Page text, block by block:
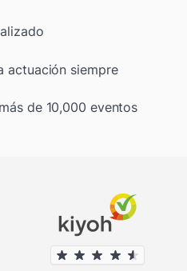
actuación siempre
de 10,000 eventos